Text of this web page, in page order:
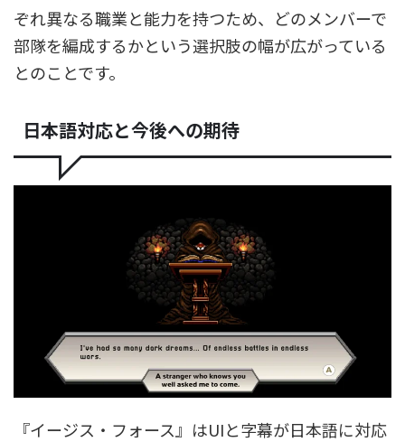
ぞれ異なる職業と能力を持つため、どのメンバーで
部隊を編成するかという選択肢の幅が広がっている
とのことです。
日本語対応と今後への期待
『イージス・フォース』はUIと字幕が日本語に対応